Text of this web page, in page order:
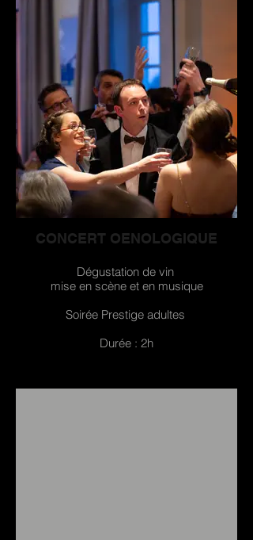
CONCERT OENOLOGIQUE
Dégustation de vin
mise en scène et en musique
Soirée Prestige adultes
Durée : 2h